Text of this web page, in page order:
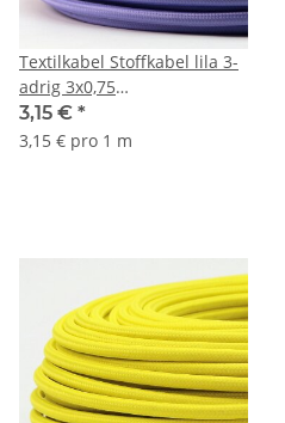
Textilkabel Stoffkabel lila 3-
adrig 3x0,75
Gummischlauchleitung 3G
0,75 H03VV-F
3,15 € *
3,15 € pro 1 m